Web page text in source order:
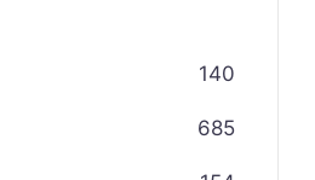
140
685